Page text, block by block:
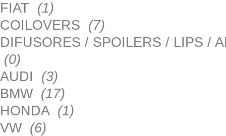
FIAT (1)
COILOVERS (7)
DIFUSORES / SPOILERS / LIPS /
(0)
AUDI (3)
BMW (17)
HONDA (1)
VW (6)